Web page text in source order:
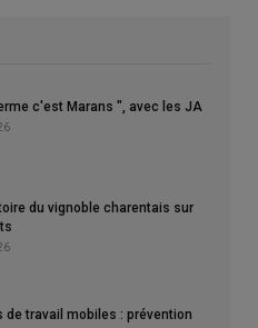
c'est Marans ", avec les JA
du vignoble charentais sur
de travail mobiles : prévention